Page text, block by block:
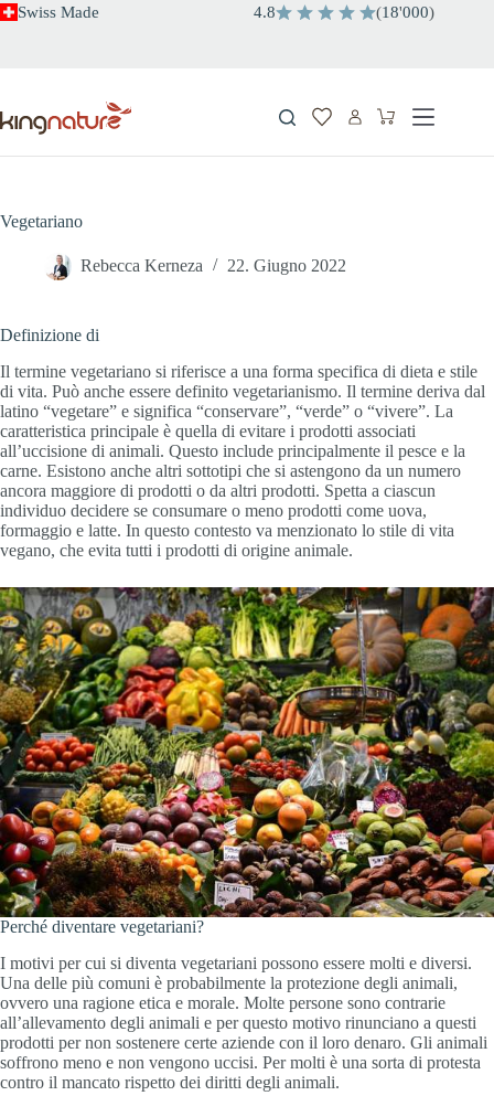
SaltaSwiss Made 4.8 (18'000)
Carrello
Vegetariano
Rebecca Kerneza 22. Giugno 2022
Definizione di
Il termine vegetariano si riferisce a una forma specifica di dieta e stile
di vita. Può anche essere definito vegetarianismo. Il termine deriva dal
latino “vegetare” e significa “conservare”, “verde” o “vivere”. La
caratteristica principale è quella di evitare i prodotti associati
all’uccisione di animali. Questo include principalmente il pesce e la
carne. Esistono anche altri sottotipi che si astengono da un numero
ancora maggiore di prodotti o da altri prodotti. Spetta a ciascun
individuo decidere se consumare o meno prodotti come uova,
formaggio e latte. In questo contesto va menzionato lo stile di vita
vegano, che evita tutti i prodotti di origine animale.
Perché diventare vegetariani?
I motivi per cui si diventa vegetariani possono essere molti e diversi.
Una delle più comuni è probabilmente la protezione degli animali,
ovvero una ragione etica e morale. Molte persone sono contrarie
all’allevamento degli animali e per questo motivo rinunciano a questi
prodotti per non sostenere certe aziende con il loro denaro. Gli animali
soffrono meno e non vengono uccisi. Per molti è una sorta di protesta
contro il mancato rispetto dei diritti degli animali.